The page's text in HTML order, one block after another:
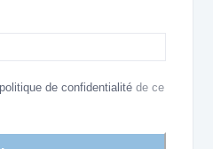
politique de confidentialité de ce